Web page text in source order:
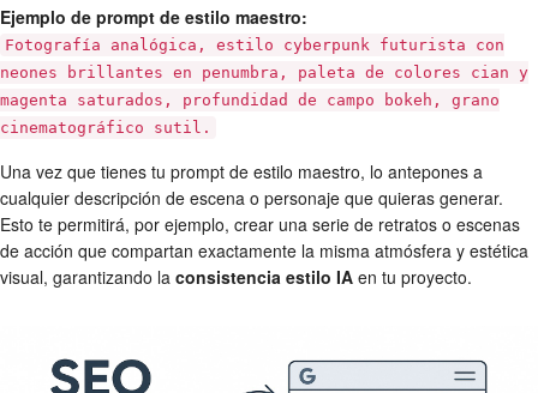
Ejemplo de prompt de estilo maestro:
Fotografía analógica, estilo cyberpunk futurista con
neones brillantes en penumbra, paleta de colores cian y
magenta saturados, profundidad de campo bokeh, grano
cinematográfico sutil.
Una vez que tienes tu prompt de estilo maestro, lo antepones a
cualquier descripción de escena o personaje que quieras generar.
Esto te permitirá, por ejemplo, crear una serie de retratos o escenas
de acción que compartan exactamente la misma atmósfera y estética
visual, garantizando la consistencia estilo IA en tu proyecto.